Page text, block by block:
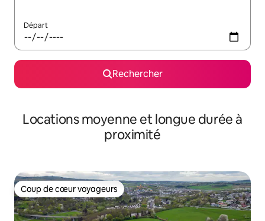
Départ
Rechercher
Locations moyenne et longue durée à
proximité
Coup de cœur voyageurs
Coup de cœur voyageurs